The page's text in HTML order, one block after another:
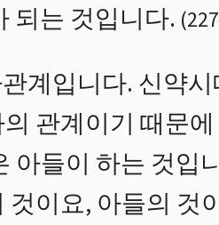
되는 것입니다. (227
계입니다. 신약
관계이기 때문
아들이 하는 것입
이요, 아들의 것